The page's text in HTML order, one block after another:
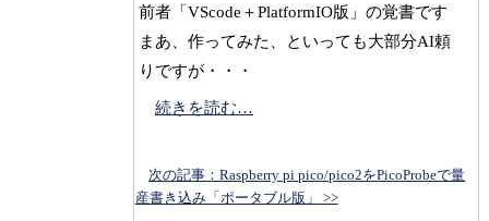
前者「VScode＋PlatformIO版」の覚書です
まあ、作ってみた、といっても大部分AI頼
りですが・・・
続きを読む…
次の記事：Raspberry pi pico/pico2をPicoProbeで量
産書き込み「ポータブル版」 >>